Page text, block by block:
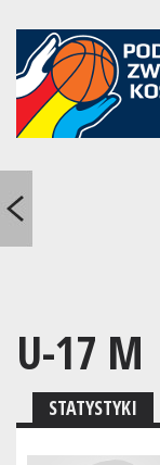
U-17 M
STATYSTYKI